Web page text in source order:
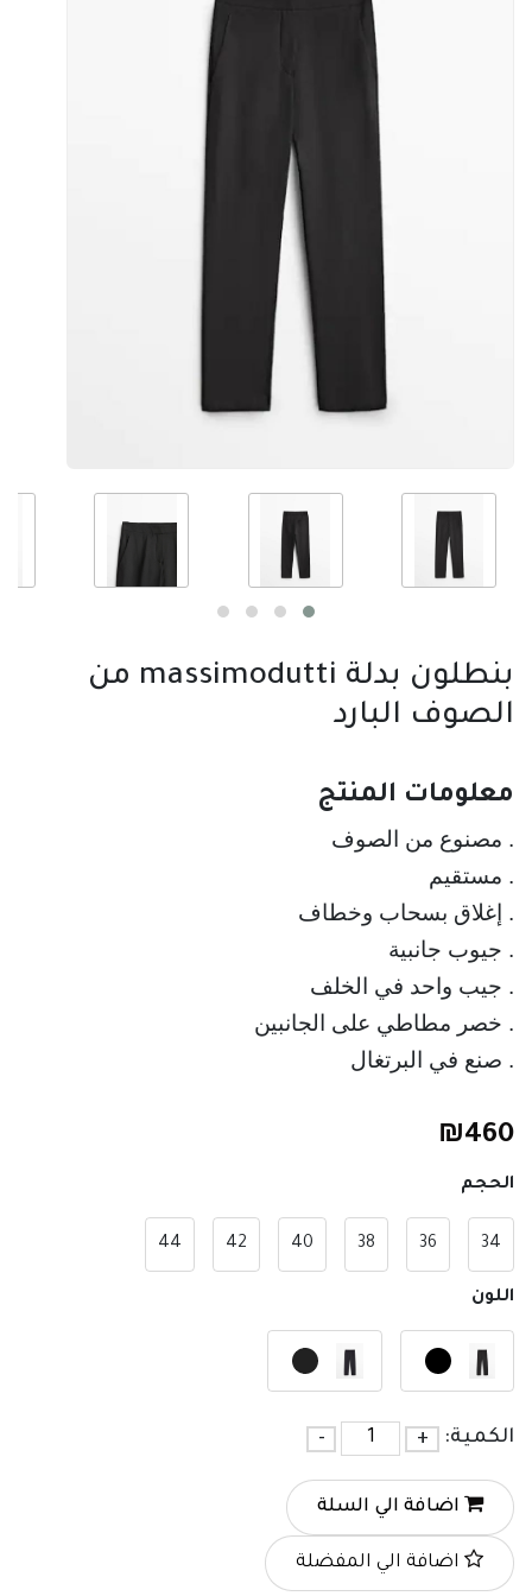
بنطلون بدلة massimodutti من
الصوف البارد
معلومات المنتج
. صنع في البرتغال
₪460
الحجم
34
36
38
40
42
44
اللون
الكمية: +
-
اضافة الي السلة
اضافة الي المفضلة